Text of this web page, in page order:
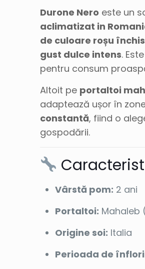
Durone Nero este un
aclimatizat in
de culoare roșu
gust dulce intens.
pentru consum
Altoit pe portaltoi
adaptează ușor în
constantă, fiind o
gospodării.
Vârstă pom: 2 ani
Portaltoi: Mahaleb
Origine soi: Italia
Perioada de